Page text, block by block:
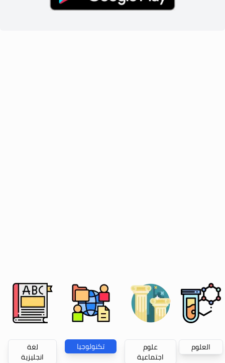
العلوم علوم
اجتماعية
تكنولوجيا لغة
انجليزية